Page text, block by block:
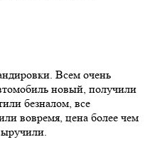
Всем очень
новый, получили
безналом, все
вовремя, цена более чем